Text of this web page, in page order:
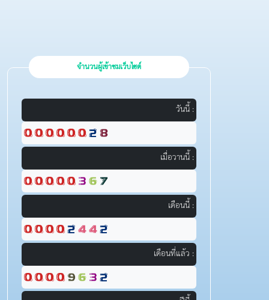
จำนวนผู้เข้าชมเว็บไซต์
วันนี้ :
เมื่อวานนี้ :
เดือนนี้ :
เดือนที่แล้ว :